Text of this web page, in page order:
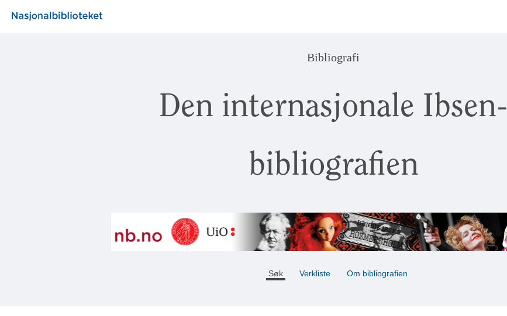
Bibliografi
Den internasjonale Ibsen-
bibliografien
Søk Verkliste Om bibliografien